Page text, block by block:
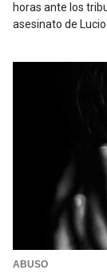
horas ante los
asesinato de
ABUSO